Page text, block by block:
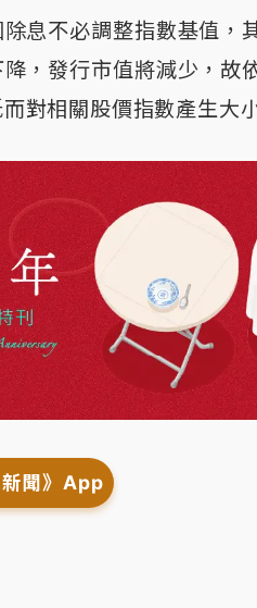
息不必調整指數基值，
，發行市值將減少，故
對相關股價指數產生大
新聞》App